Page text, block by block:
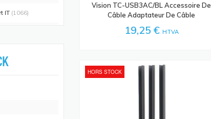
IT (1066)
Vision TC-USB3AC/BL Accessoire De
Câble Adaptateur De Câble
19,25 € HTVA
HORS STOCK